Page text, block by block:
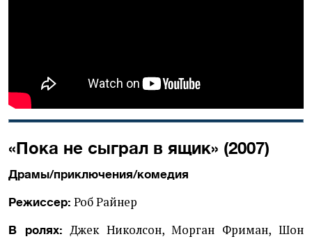
«Пока не сыграл в ящик» (2007)
Драмы/приключения/комедия
Режиссер: Роб Райнер
В ролях: Джек Николсон, Морган Фриман, Шон